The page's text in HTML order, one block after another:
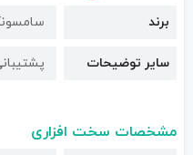
برند
سایر توضیحات
مشخصات سخت افزاری